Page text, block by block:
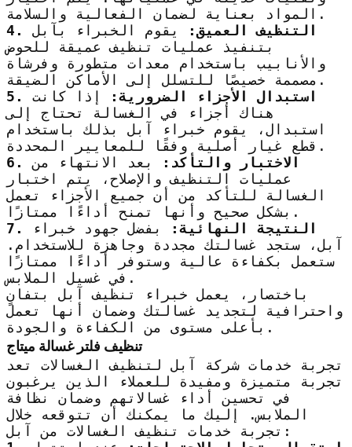
المواد بعناية لضمان الفعالية والسلامة.
4. التنظيف العميق:
يقوم الخبراء بآبل
بتنفيذ عمليات تنظيف عميقة للحوض
والأنابيب باستخدام معدات متطورة وفرشاة
مصممة خصيصًا للتسلل إلى الأماكن الضيقة.
5. استبدال الأجزاء الضرورية:
إذا كانت
هناك أجزاء في الغسالة تحتاج إلى
استبدال، يقوم خبراء آبل بذلك باستخدام
قطع غيار أصلية وفقًا للمعايير المحددة.
6. الاختبار والتأكد:
بعد الانتهاء من
عمليات التنظيف والإصلاح، يتم اختبار
الغسالة للتأكد من أن جميع الأجزاء تعمل
بشكل صحيح وأنها تمنح أداءًا ممتازًا.
7. النتيجة النهائية:
بفضل جهود خبراء
آبل، ستجد غسالتك مجددة وجاهزة للاستخدام.
ستعمل بكفاءة عالية وستوفر أداءًا ممتازًا
في غسيل الملابس.
باختصار، يعمل خبراء تنظيف آبل بتفانٍ
واحترافية لتجديد غسالتك وضمان أنها تعمل
بأعلى مستوى من الكفاءة والجودة.
تنظيف فلتر غسالة ميتاج
تجربة خدمات شركة آبل لتنظيف الغسالات تعد
تجربة متميزة ومفيدة للعملاء الذين يرغبون
في تحسين أداء غسالاتهم وضمان نظافة
الملابس. إليك ما يمكنك أن تتوقعه خلال
تجربة خدمات تنظيف الغسالات من آبل: